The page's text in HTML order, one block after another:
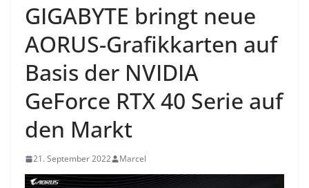
GIGABYTE bringt neue
AORUS-Grafikkarten auf
Basis der NVIDIA
GeForce RTX 40 Serie auf
den Markt
21. September 2022 Marcel